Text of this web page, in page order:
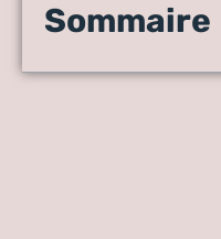
Google Maps
Sommaire